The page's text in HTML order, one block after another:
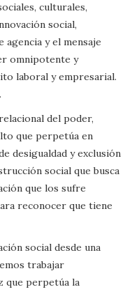
culturales,
social,
y el mensaje
omnipotente y
laboral y empresarial.
del poder,
que perpetúa en
desigualdad y exclusión
social que busca
que los sufre
reconocer que tiene
social desde una
trabajar
que perpetúa la